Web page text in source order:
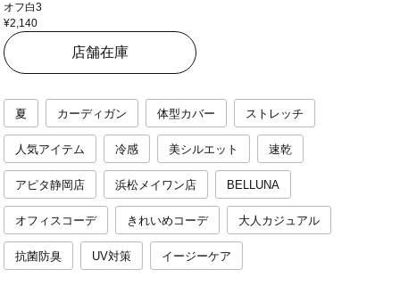
オフ白3
¥2,140
店舗在庫
夏 カーディガン 体型カバー ストレッチ
人気アイテム 冷感 美シルエット 速乾
アピタ静岡店 浜松メイワン店 BELLUNA
オフィスコーデ きれいめコーデ 大人カジュアル
抗菌防臭 UV対策 イージーケア